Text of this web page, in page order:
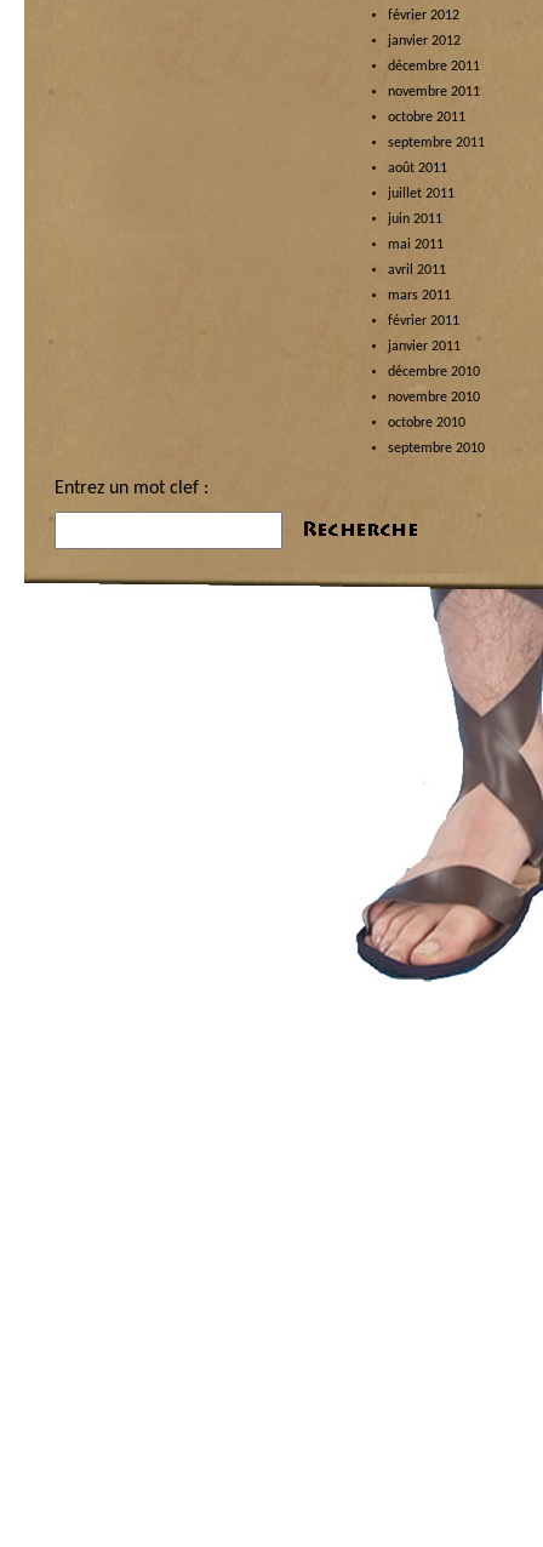
février 2012
janvier 2012
décembre 2011
novembre 2011
octobre 2011
septembre 2011
août 2011
juillet 2011
juin 2011
mai 2011
avril 2011
mars 2011
février 2011
janvier 2011
décembre 2010
novembre 2010
octobre 2010
septembre 2010
Entrez un mot clef :